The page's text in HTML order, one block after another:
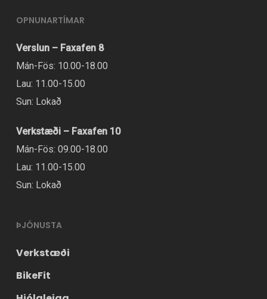
OPNUNARTÍMAR
Verslun – Faxafen 8
Mán-Fös: 10.00-18.00
Lau: 11.00-15.00
Sun: Lokað
Verkstæði – Faxafen 10
Mán-Fös: 09.00-18.00
Lau: 11.00-15.00
Sun: Lokað
ÞJÓNUSTA
Verkstæði
BikeFit